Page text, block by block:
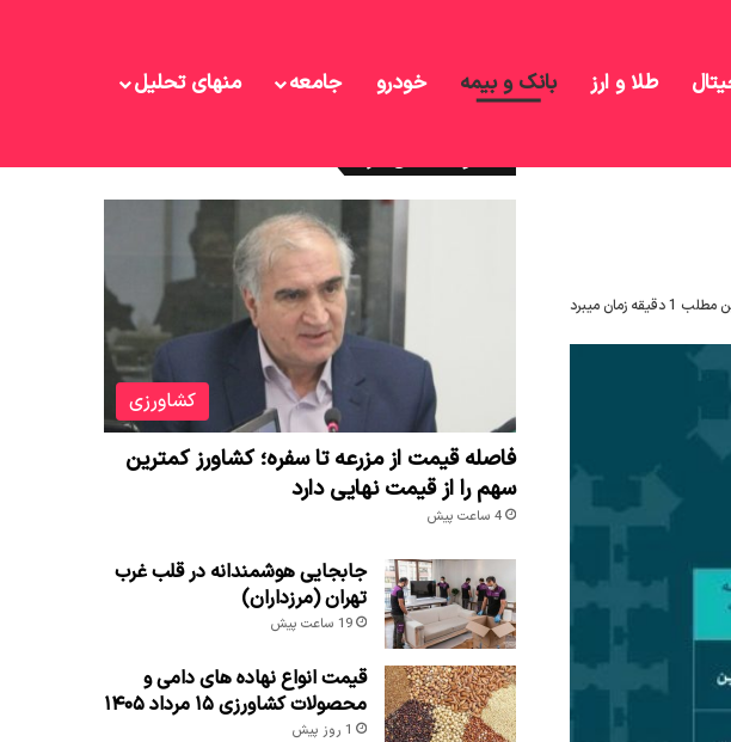
طلا و ارز بانک و بیمه خودرو جامعه منهای تحلیل
زمان میبرد
کشاورزی
فاصله قیمت از مزرعه تا سفره؛ کشاورز کمترین
سهم را از قیمت نهایی دارد
4 ساعت پیش
جابجایی هوشمندانه در قلب غرب
تهران (مرزداران)
19 ساعت پیش
قیمت انواع نهاده های دامی و
محصولات کشاورزی ۱۵ مرداد ۱۴۰۵
1 روز پیش